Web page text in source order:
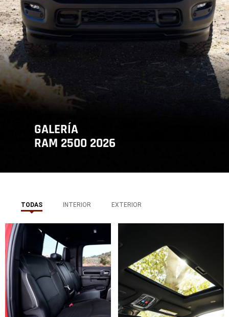
GALERÍA
RAM 2500 2026
TODAS INTERIOR EXTERIOR